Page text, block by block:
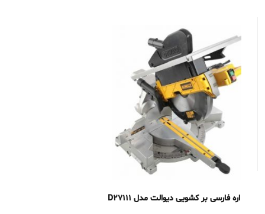
اره فارسی بر کشویی دیوالت مدل D27111